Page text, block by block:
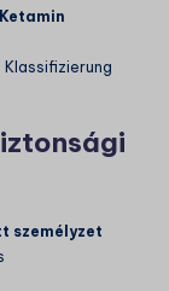
személyzet